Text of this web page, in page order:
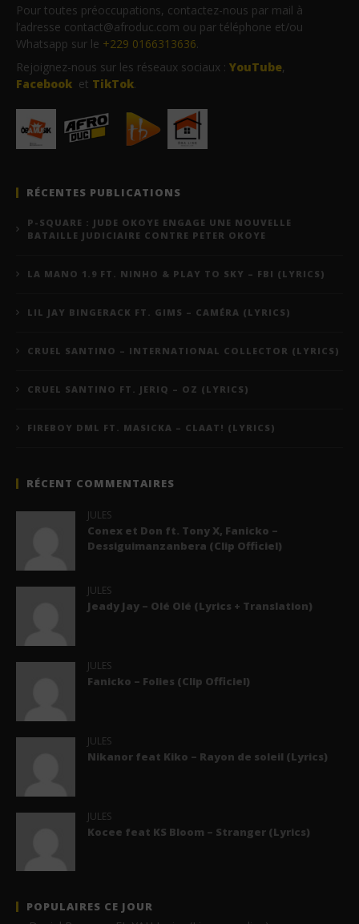
Pour toutes préoccupations, contactez-nous par mail à
l’adresse contact@afroduc.com ou par téléphone et/ou
Whatsapp sur le +229 0166313636.
Rejoignez-nous sur les réseaux sociaux : YouTube,
Facebook et TikTok.
RÉCENTES PUBLICATIONS
P-SQUARE : JUDE OKOYE ENGAGE UNE NOUVELLE
BATAILLE JUDICIAIRE CONTRE PETER OKOYE
LA MANO 1.9 FT. NINHO & PLAY TO SKY – FBI (LYRICS)
LIL JAY BINGERACK FT. GIMS – CAMÉRA (LYRICS)
CRUEL SANTINO – INTERNATIONAL COLLECTOR (LYRICS)
CRUEL SANTINO FT. JERIQ – OZ (LYRICS)
FIREBOY DML FT. MASICKA – CLAAT! (LYRICS)
RÉCENT COMMENTAIRES
JULES
Conex et Don ft. Tony X, Fanicko –
Dessiguimanzanbera (Clip Officiel)
JULES
Jeady Jay – Olé Olé (Lyrics + Translation)
JULES
Fanicko – Folies (Clip Officiel)
JULES
Nikanor feat Kiko – Rayon de soleil (Lyrics)
JULES
Kocee feat KS Bloom – Stranger (Lyrics)
POPULAIRES CE JOUR